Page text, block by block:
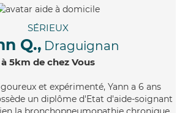
SÉRIEUX
Q., Draguignan
à 5km de chez Vous
et expérimenté, Yann a 6 ans
un diplôme d'Etat d'aide-soignant